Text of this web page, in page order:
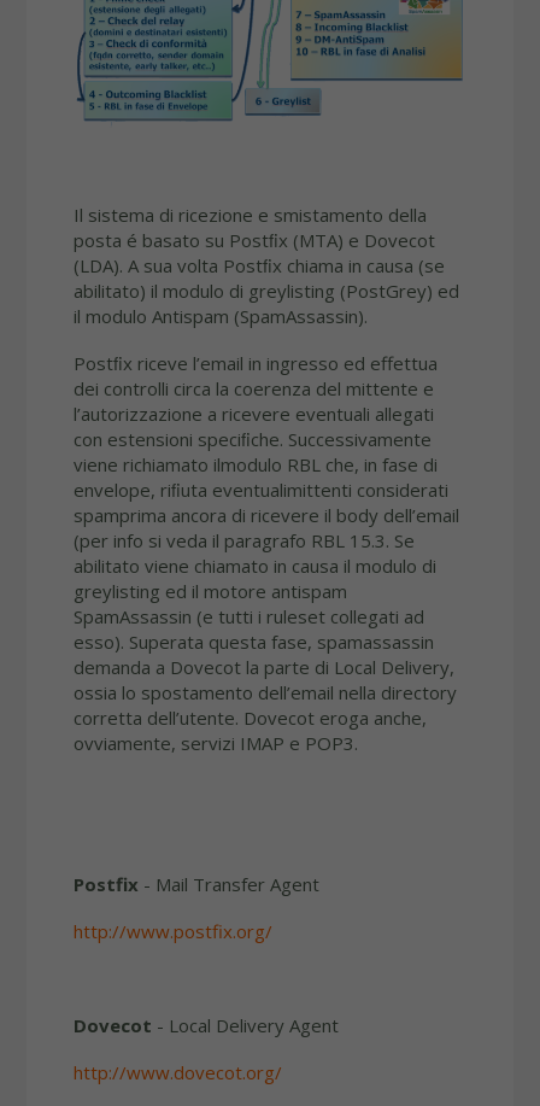
Il sistema di ricezione e smistamento della
posta é basato su Postﬁx (MTA) e Dovecot
(LDA). A sua volta Postﬁx chiama in causa (se
abilitato) il modulo di greylisting (PostGrey) ed
il modulo Antispam (SpamAssassin).
Postﬁx riceve l’email in ingresso ed effettua
dei controlli circa la coerenza del mittente e
l’autorizzazione a ricevere eventuali allegati
con estensioni speciﬁche. Successivamente
viene richiamato ilmodulo RBL che, in fase di
envelope, riﬁuta eventualimittenti considerati
spamprima ancora di ricevere il body dell’email
(per info si veda il paragrafo RBL 15.3. Se
abilitato viene chiamato in causa il modulo di
greylisting ed il motore antispam
SpamAssassin (e tutti i ruleset collegati ad
esso). Superata questa fase, spamassassin
demanda a Dovecot la parte di Local Delivery,
ossia lo spostamento dell’email nella directory
corretta dell’utente. Dovecot eroga anche,
ovviamente, servizi IMAP e POP3.
Postfix - Mail Transfer Agent
http://www.postfix.org/
Dovecot - Local Delivery Agent
http://www.dovecot.org/